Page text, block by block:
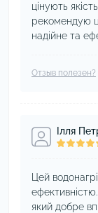
цінують
рекомендую
надійне та
Отзыв полезен?
Ілля
Цей
який добре